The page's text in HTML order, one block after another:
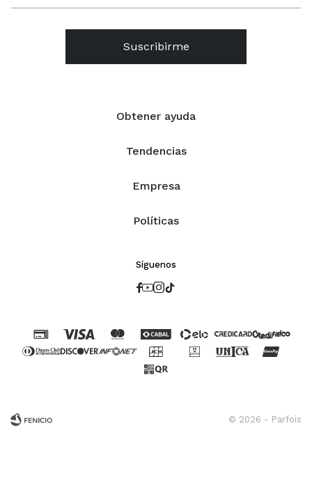
Obtener ayuda
Tendencias
Empresa
Políticas
Suscribirme
Síguenos

© 2026 - Parfois